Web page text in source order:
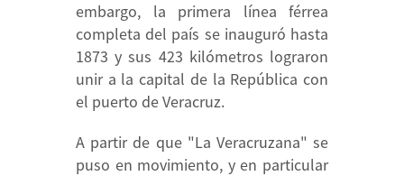
embargo, la primera línea férrea
completa del país se inauguró hasta
1873 y sus 423 kilómetros lograron
unir a la capital de la República con
el puerto de Veracruz.
A partir de que "La Veracruzana" se
puso en movimiento, y en particular